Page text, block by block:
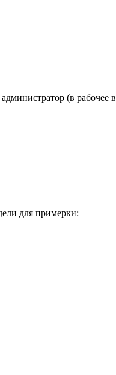
(в
для примерки: